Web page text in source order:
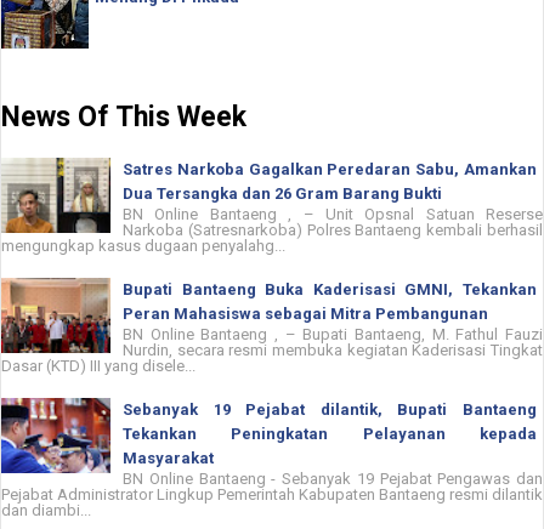
News Of This Week
Satres Narkoba Gagalkan Peredaran Sabu, Amankan
Dua Tersangka dan 26 Gram Barang Bukti
BN Online Bantaeng , – Unit Opsnal Satuan Reserse
Narkoba (Satresnarkoba) Polres Bantaeng kembali berhasil
mengungkap kasus dugaan penyalahg...
Bupati Bantaeng Buka Kaderisasi GMNI, Tekankan
Peran Mahasiswa sebagai Mitra Pembangunan
BN Online Bantaeng , – Bupati Bantaeng, M. Fathul Fauzi
Nurdin, secara resmi membuka kegiatan Kaderisasi Tingkat
Dasar (KTD) III yang disele...
Sebanyak 19 Pejabat dilantik, Bupati Bantaeng
Tekankan Peningkatan Pelayanan kepada
Masyarakat
BN Online Bantaeng - Sebanyak 19 Pejabat Pengawas dan
Pejabat Administrator Lingkup Pemerintah Kabupaten Bantaeng resmi dilantik
dan diambi...